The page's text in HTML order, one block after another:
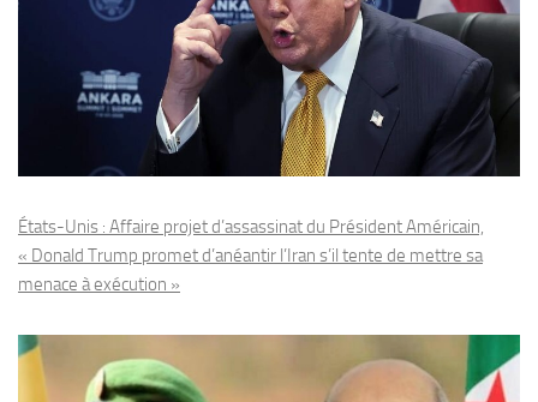
États-Unis : Affaire projet d’assassinat du Président Américain,
« Donald Trump promet d’anéantir l’Iran s’il tente de mettre sa
menace à exécution »